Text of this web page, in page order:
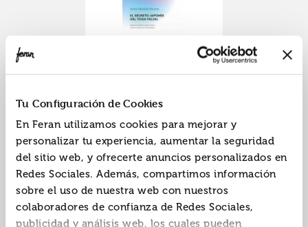
Tu Configuración de Cookies
En Feran utilizamos cookies para mejorar y
personalizar tu experiencia, aumentar la seguridad
del sitio web, y ofrecerte anuncios personalizados en
Redes Sociales. Además, compartimos información
sobre el uso de nuestra web con nuestros
colaboradores de confianza de Redes Sociales,
publicidad y análisis web, los cuales pueden
ISBN:
9788411192255
Autor:Forasté Onuma,
Izumi
« 1 »